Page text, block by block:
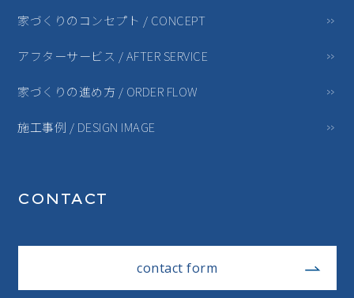
家づくりのコンセプト / CONCEPT
アフターサービス / AFTER SERVICE
家づくりの進め方 / ORDER FLOW
施工事例 / DESIGN IMAGE
CONTACT
contact form